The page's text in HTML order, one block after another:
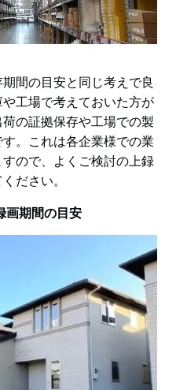
間の目安と同じ考えで良
工場で考えておいた方が
の証拠保存や工場での製
。これは各企業様での業
ので、よくご検討の上録
ださい。
期間の目安